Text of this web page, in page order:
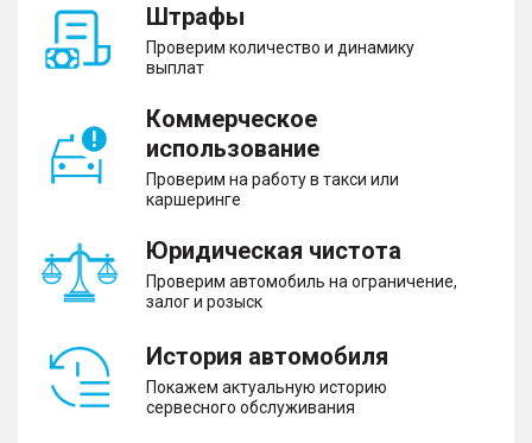
Штрафы
Проверим количество и динамику
выплат
Коммерческое
использование
Проверим на работу в такси или
каршеринге
Юридическая чистота
Проверим автомобиль на ограничение,
залог и розыск
История автомобиля
Покажем актуальную историю
сервесного обслуживания